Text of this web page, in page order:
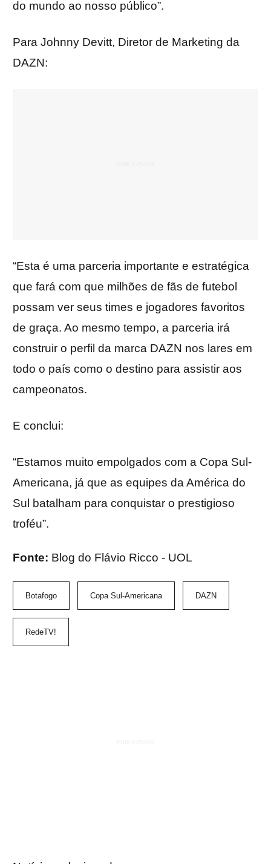
do mundo ao nosso público”.
Para Johnny Devitt, Diretor de Marketing da
DAZN:
“Esta é uma parceria importante e estratégica
que fará com que milhões de fãs de futebol
possam ver seus times e jogadores favoritos
de graça. Ao mesmo tempo, a parceria irá
construir o perfil da marca DAZN nos lares em
todo o país como o destino para assistir aos
campeonatos.
E conclui:
“Estamos muito empolgados com a Copa Sul-
Americana, já que as equipes da América do
Sul batalham para conquistar o prestigioso
troféu”.
Fonte: Blog do Flávio Ricco - UOL
Botafogo Copa Sul-Americana DAZN
RedeTV!